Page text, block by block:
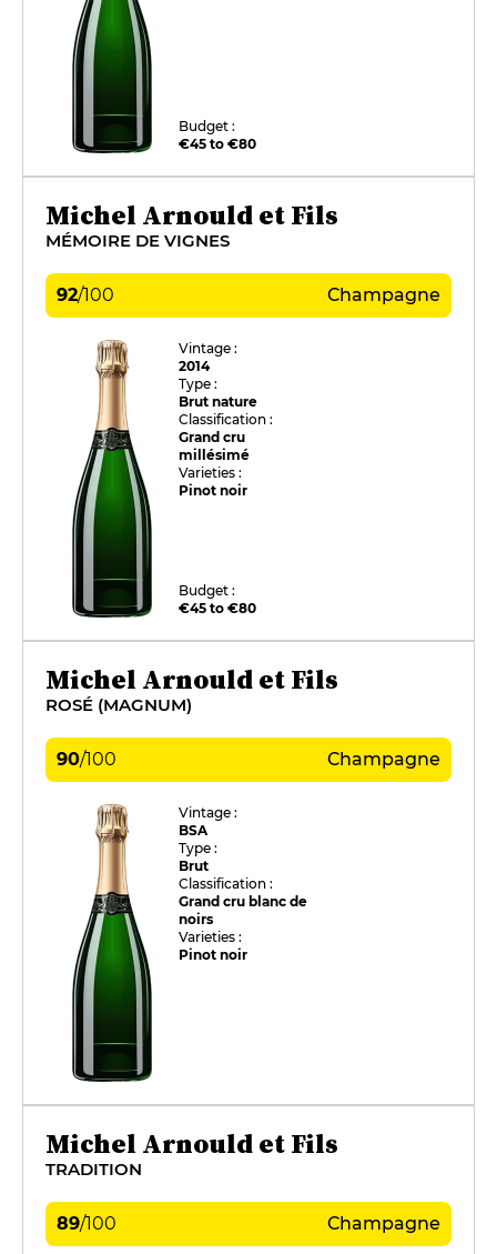
Budget :
€45 to €80
Michel Arnould et Fils
MÉMOIRE DE VIGNES
92/100 Champagne
Vintage :
2014
Type :
Brut nature
Classification :
Grand cru
millésimé
Varieties :
Pinot noir
Budget :
€45 to €80
Michel Arnould et Fils
ROSÉ (MAGNUM)
90/100 Champagne
Vintage :
BSA
Type :
Brut
Classification :
Grand cru blanc de
noirs
Varieties :
Pinot noir
Michel Arnould et Fils
TRADITION
89/100 Champagne